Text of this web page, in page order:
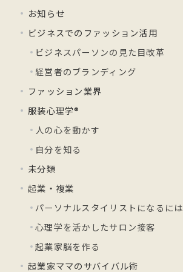
お知らせ
ビジネスでのファッション活用
ビジネスパーソンの見た目改革
経営者のブランディング
ファッション業界
服装心理学®
人の心を動かす
自分を知る
未分類
起業・複業
パーソナルスタイリストになるには
心理学を活かしたサロン接客
起業家脳を作る
起業家ママのサバイバル術